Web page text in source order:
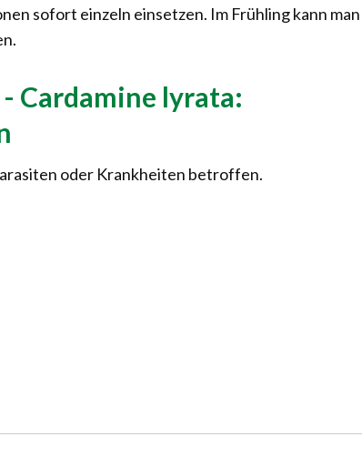
sofort einzeln einsetzen. Im Frühling kann man
Cardamine lyrata:
oder Krankheiten betroffen.